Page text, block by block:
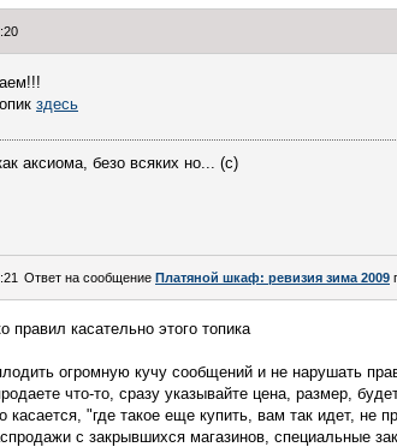
здесь
аксиома, безо всяких но... (с)
Ответ на сообщение Платяной шкаф: ревизия зима 2009
правил касательно этого топика
огромную кучу сообщений и не нарушать
что-то, сразу указывайте цена, размер,
касается, "где такое еще купить, вам так идет, не
с закрывшихся магазинов, специальные